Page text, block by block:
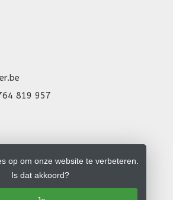
819 957
op om onze website te verbeteren.
Is dat akkoord?